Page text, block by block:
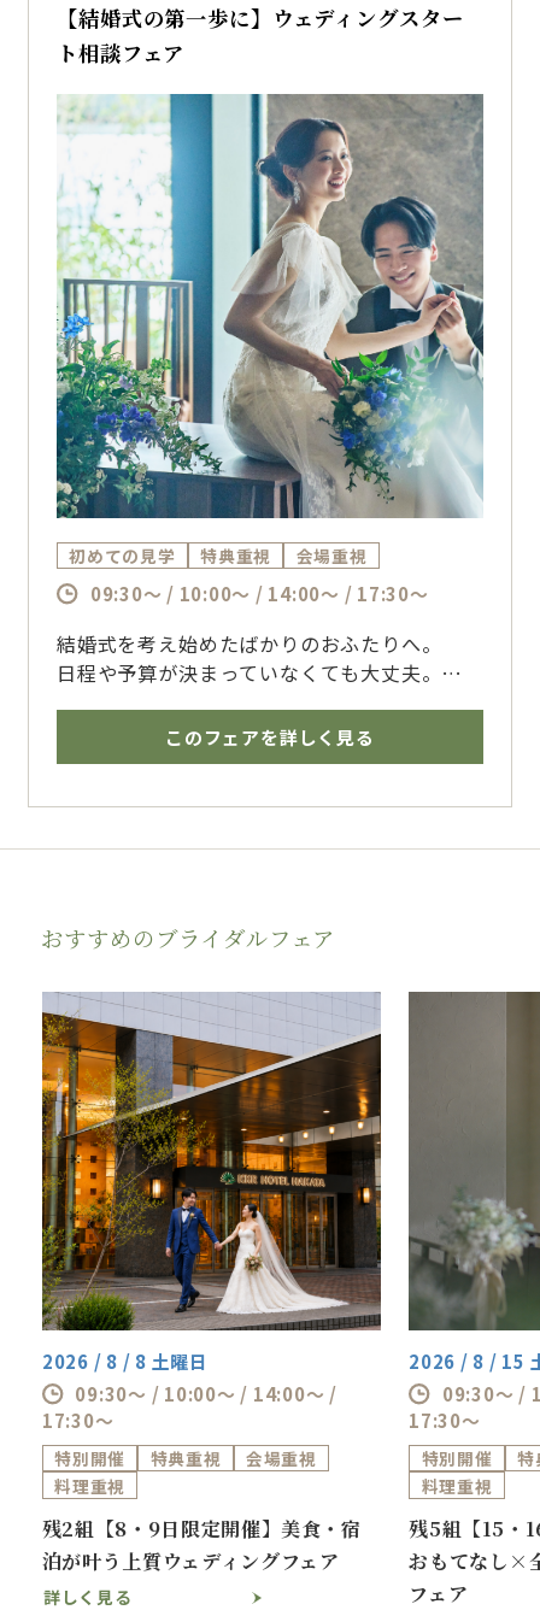
【結婚式の第一歩に】ウェディングスター
ト相談フェア
初めての見学 特典重視 会場重視
09:30～ / 10:00～ / 14:00～ / 17:30～
結婚式を考え始めたばかりのおふたりへ。
日程や予算が決まっていなくても大丈夫。
博多で結婚式を挙げるならザ・フォレストテラ
このフェアを詳しく見る
おすすめのブライダルフェア
2026 / 8 / 8 土曜日
09:30～ / 10:00～ / 14:00～ /
17:30～
特別開催 特典重視
会場重視
料理重視
残2組【8・9日限定開催】美食・宿
泊が叶う上質ウェディングフェア
詳しく見る
2026 / 8 / 15
09:30～ /
17:30～
特別開催
特
料理重視
残5組【15・
おもてなし×
フェア